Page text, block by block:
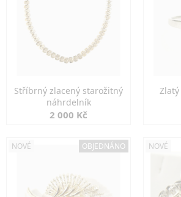
Stříbrný zlacený starožitný
náhrdelník
2 000 Kč
NOVÉ OBJEDNÁNO NOVÉ